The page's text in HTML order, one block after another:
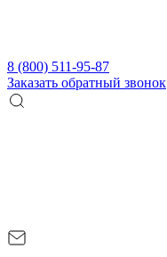
8 (800) 511-95-87
Заказать обратный звонок